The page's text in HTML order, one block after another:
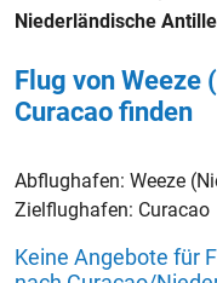
Niederländische
Flug von Weeze
Curacao finden
Abflughafen: Weeze
Zielflughafen: Curacao
Keine Angebote für